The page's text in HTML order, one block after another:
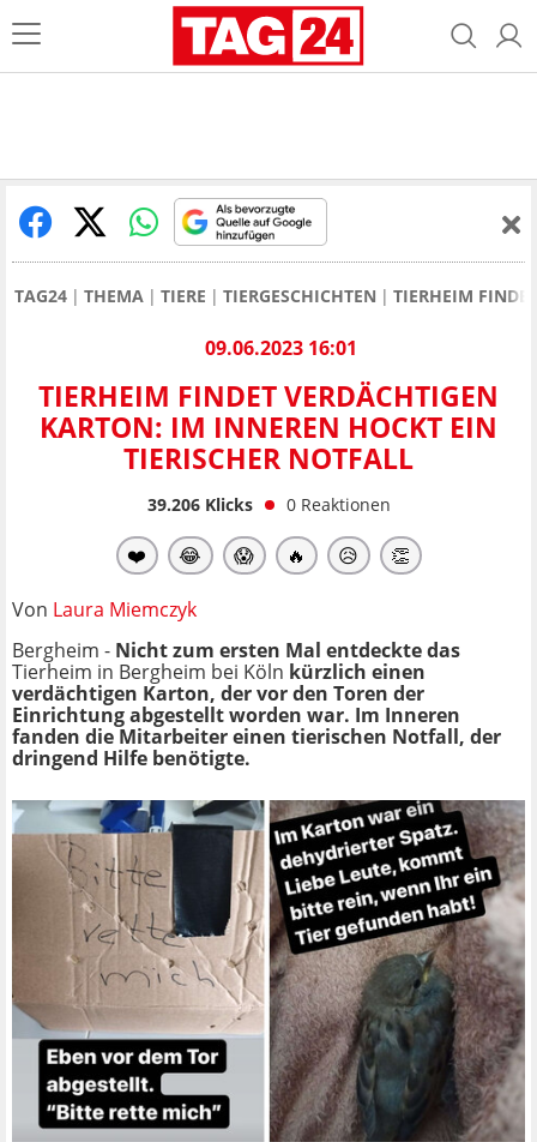
TAG24 THEMA TIERE TIERGESCHICHTEN TIERHEIM
09.06.2023 16:01
TIERHEIM FINDET VERDÄCHTIGEN
KARTON: IM INNEREN HOCKT EIN
TIERISCHER NOTFALL
39.206Klicks 0 Reaktionen
❤️ 😂 😱 🔥 😥 👏
Von Laura Miemczyk
Bergheim - Nicht zum ersten Mal entdeckte das
Tierheim in Bergheim bei Köln kürzlich einen
verdächtigen Karton, der vor den Toren der
Einrichtung abgestellt worden war. Im Inneren
fanden die Mitarbeiter einen tierischen Notfall, der
dringend Hilfe benötigte.